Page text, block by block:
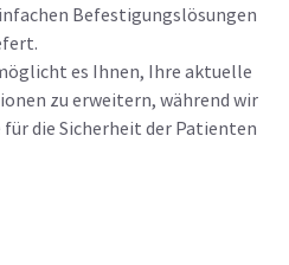
Befestigungslösungen
es Ihnen, Ihre aktuelle
zu erweitern, während wir
die Sicherheit der Patienten